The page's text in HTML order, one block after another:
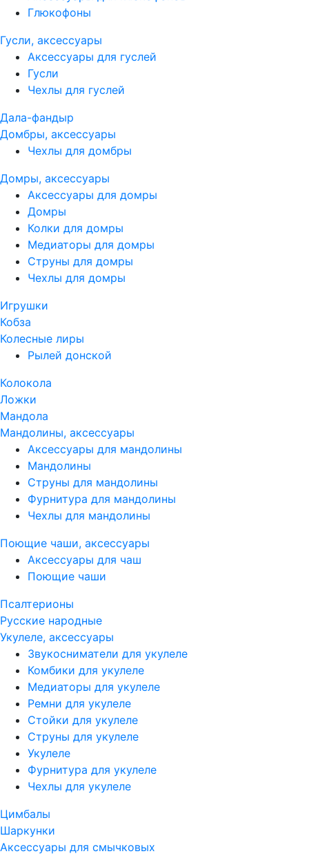
Глюкофоны
Гусли, аксессуары
Аксессуары для гуслей
Гусли
Чехлы для гуслей
Дала-фандыр
Домбры, аксессуары
Чехлы для домбры
Домры, аксессуары
Аксессуары для домры
Домры
Колки для домры
Медиаторы для домры
Струны для домры
Чехлы для домры
Игрушки
Кобза
Колесные лиры
Рылей донской
Колокола
Ложки
Мандола
Мандолины, аксессуары
Аксессуары для мандолины
Мандолины
Струны для мандолины
Фурнитура для мандолины
Чехлы для мандолины
Поющие чаши, аксессуары
Аксессуары для чаш
Поющие чаши
Псалтерионы
Русские народные
Укулеле, аксессуары
Звукосниматели для укулеле
Комбики для укулеле
Медиаторы для укулеле
Ремни для укулеле
Стойки для укулеле
Струны для укулеле
Укулеле
Фурнитура для укулеле
Чехлы для укулеле
Цимбалы
Шаркунки
Аксессуары для смычковых